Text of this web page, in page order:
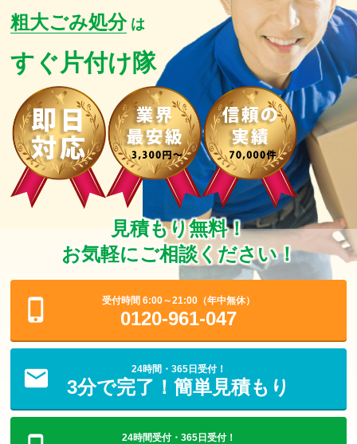
粗大ごみ処分 は
すぐ片付け隊
見積もり無料！
お気軽にご相談ください！
受付時間 6:00～21:00（年中無休）
0120-961-047
24時間・365日受付！
3分で完了！簡単見積もり
24時間受付・365日受付！